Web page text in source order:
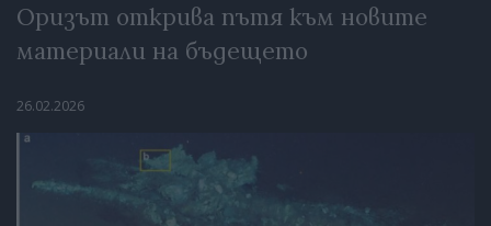
Оризът открива пътя към новите
материали на бъдещето
26.02.2026